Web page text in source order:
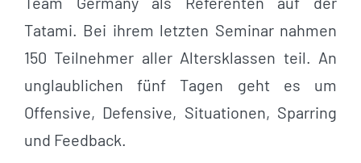
Tatami. Bei ihrem letzten Seminar nahmen
150 Teilnehmer aller Altersklassen teil. An
unglaublichen fünf Tagen geht es um
Offensive, Defensive, Situationen, Sparring
und Feedback.